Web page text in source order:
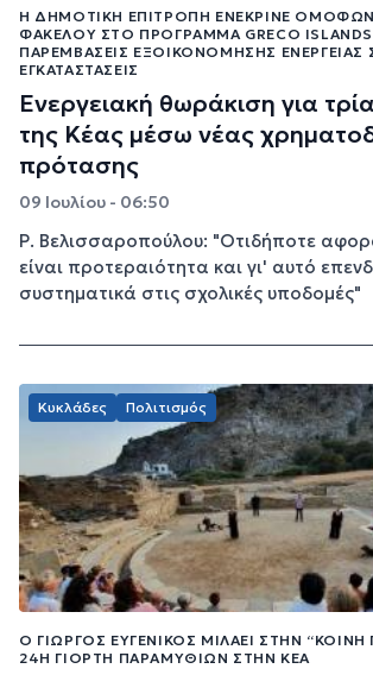
Η ΔΗΜΟΤΙΚΉ ΕΠΙΤΡΟΠΉ ΕΝΈΚΡΙΝΕ
ΦΑΚΈΛΟΥ ΣΤΟ ΠΡΌΓΡΑΜΜΑ GRECO ISLANDS
ΠΑΡΕΜΒΆΣΕΙΣ ΕΞΟΙΚΟΝΌΜΗΣΗΣ ΕΝΈΡΓΕΙΑΣ
ΕΓΚΑΤΑΣΤΆΣΕΙΣ
Ενεργειακή θωράκιση για
της Κέας μέσω νέας
πρότασης
09 Ιουλίου - 06:50
Ρ. Βελισσαροπούλου: "Οτιδήποτε
είναι προτεραιότητα και γι' αυτό
συστηματικά στις σχολικές υποδομές"
Κυκλάδες Πολιτισμός
Ο ΓΙΏΡΓΟΣ ΕΥΓΕΝΙΚΌΣ ΜΙΛΆΕΙ ΣΤΗΝ “ΚΟΙΝΉ
24Η ΓΙΟΡΤΉ ΠΑΡΑΜΥΘΙΏΝ ΣΤΗΝ ΚΈΑ